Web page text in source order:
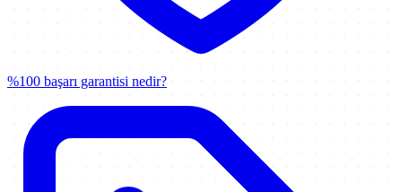
%100 başarı garantisi nedir?